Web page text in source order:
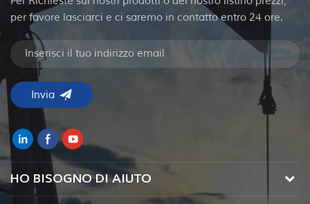
per favore lasciarci e ci saremo in contatto entro 24 ore.
HO BISOGNO DI AIUTO